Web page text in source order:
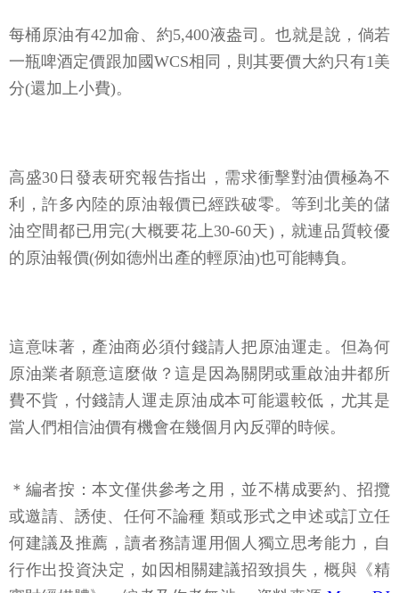
每桶原油有42加侖、約5,400液盎司。也就是說，倘若
一瓶啤酒定價跟加國WCS相同，則其要價大約只有1美
分(還加上小費)。
高盛30日發表研究報告指出，需求衝擊對油價極為不
利，許多內陸的原油報價已經跌破零。等到北美的儲
油空間都已用完(大概要花上30-60天)，就連品質較優
的原油報價(例如德州出產的輕原油)也可能轉負。
這意味著，產油商必須付錢請人把原油運走。但為何
原油業者願意這麼做？這是因為關閉或重啟油井都所
費不貲，付錢請人運走原油成本可能還較低，尤其是
當人們相信油價有機會在幾個月內反彈的時候。
＊編者按：本文僅供參考之用，並不構成要約、招攬
或邀請、誘使、任何不論種 類或形式之申述或訂立任
何建議及推薦，讀者務請運用個人獨立思考能力，自
行作出投資決定，如因相關建議招致損失，概與《精